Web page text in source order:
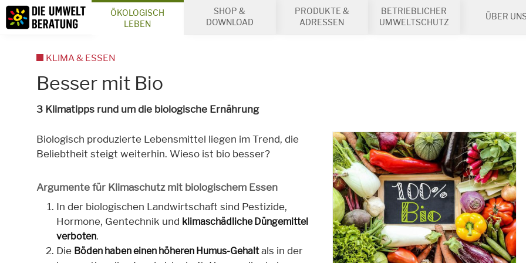
Inhalt
Suche
ÖKOLOGISCH
LEBEN
SHOP &
DOWNLOAD
PRODUKTE &
ADRESSEN
BETRIEBLICHER
UMWELTSCHUTZ
ÜBER
Besser mit Bio
3 Klimatipps rund um die biologische Ernährung
Biologisch produzierte Lebensmittel liegen im Trend, die
Beliebtheit steigt weiterhin. Wieso ist bio besser?
Argumente für Klimaschutz mit biologischem Essen
In der biologischen Landwirtschaft sind Pestizide,
Hormone, Gentechnik und klimaschädliche Düngemittel
verboten.
Die Böden haben einen höheren Humus-Gehaltals in der
KLIMA & ESSEN